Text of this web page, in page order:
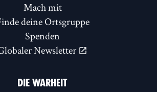
Mach mit
deine Ortsgruppe
Spenden
Newsletter
DIE WARHEIT